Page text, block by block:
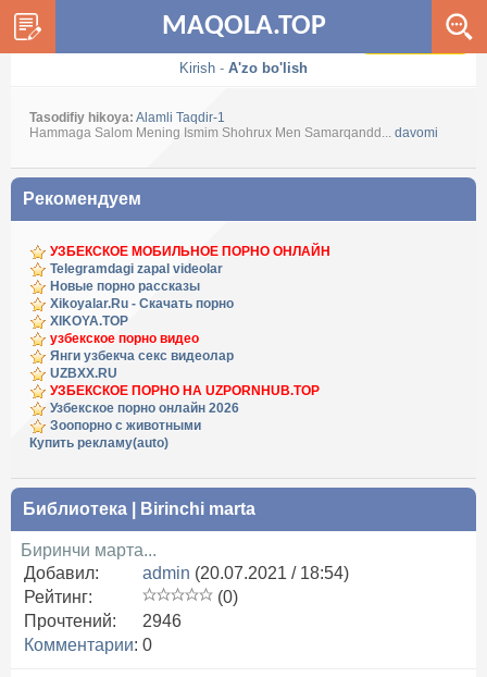
Dark / Light
MAQOLA.TOP
Kirish - A'zo bo'lish
Tasodifiy hikoya: Alamli Taqdir-1
Hammaga Salom Mening Ismim Shohrux Men Samarqandd... davomi
Рекомендуем
УЗБЕКСКОЕ МОБИЛЬНОЕ ПОРНО ОНЛАЙН
Telegramdagi zapal videolar
Новые порно рассказы
Xikoyalar.Ru - Скачать порно
XIKOYA.TOP
узбекское порно видео
Янги узбекча секс видеолар
UZBXX.RU
УЗБЕКСКОЕ ПОРНО НА UZPORNHUB.TOP
Узбекское порно онлайн 2026
Зоопорно с животными
Купить рекламу(auto)
Библиотека Birinchi marta
Биринчи марта...
Добавил:
admin (20.07.2021 / 18:54)
Рейтинг:
(0)
Прочтений:
2946
Комментарии: 0